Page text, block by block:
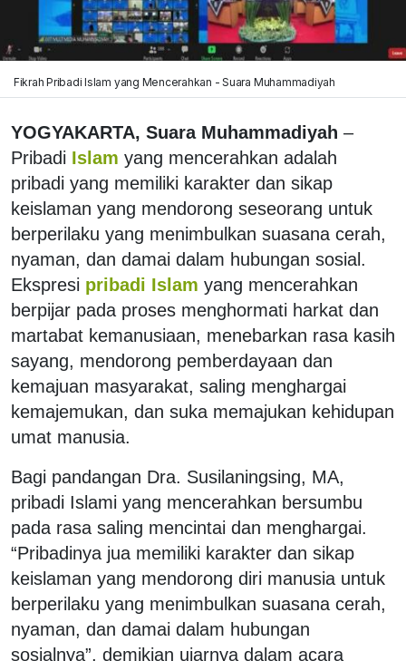
Fikrah Pribadi Islam yang Mencerahkan - Suara Muhammadiyah
YOGYAKARTA, Suara Muhammadiyah –
Pribadi Islam yang mencerahkan adalah
pribadi yang memiliki karakter dan sikap
keislaman yang mendorong seseorang untuk
berperilaku yang menimbulkan suasana cerah,
nyaman, dan damai dalam hubungan sosial.
Ekspresi pribadi Islam yang mencerahkan
berpijar pada proses menghormati harkat dan
martabat kemanusiaan, menebarkan rasa kasih
sayang, mendorong pemberdayaan dan
kemajuan masyarakat, saling menghargai
kemajemukan, dan suka memajukan kehidupan
umat manusia.
Bagi pandangan Dra. Susilaningsing, MA,
pribadi Islami yang mencerahkan bersumbu
pada rasa saling mencintai dan menghargai.
“Pribadinya jua memiliki karakter dan sikap
keislaman yang mendorong diri manusia untuk
berperilaku yang menimbulkan suasana cerah,
nyaman, dan damai dalam hubungan
sosialnya”, demikian ujarnya dalam acara